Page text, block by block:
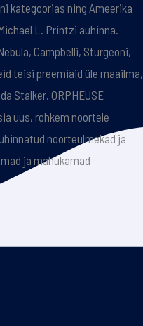
kategoorias ning Ameerika
L. Printzi auhinna.
Campbelli, Sturgeoni,
teisi preemiaid üle maailma,
Stalker. ORPHEUSE
uus, rohkem noortele
noorteulmekad ja
ja mahukamad